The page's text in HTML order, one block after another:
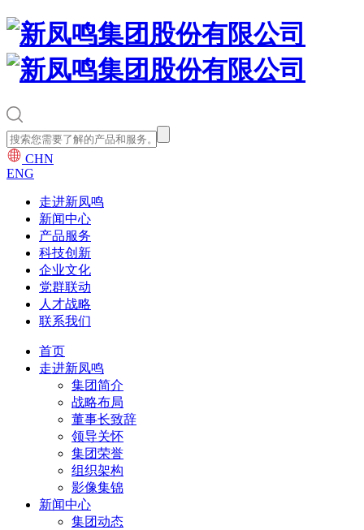
CHN
ENG
走进新凤鸣
新闻中心
产品服务
科技创新
企业文化
党群联动
人才战略
联系我们
首页
走进新凤鸣
集团简介
战略布局
董事长致辞
领导关怀
集团荣誉
组织架构
影像集锦
新闻中心
集团动态